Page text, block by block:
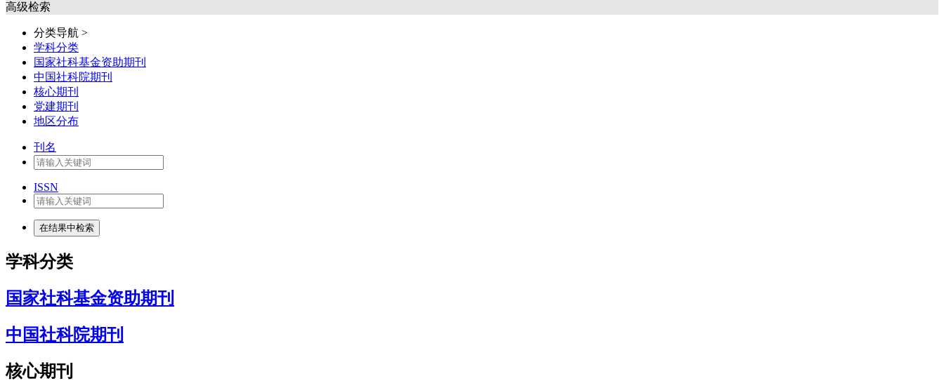
高级检索
分类导航 >
学科分类
国家社科基金资助期刊
中国社科院期刊
核心期刊
党建期刊
地区分布
刊名
ISSN
学科分类
国家社科基金资助期刊
中国社科院期刊
核心期刊